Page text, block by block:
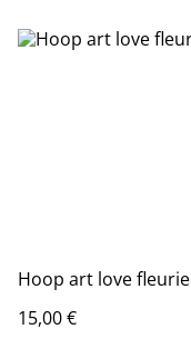
Hoop art love fleurie
15,00 €